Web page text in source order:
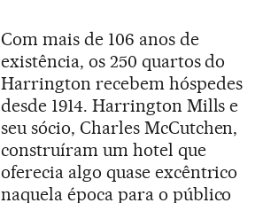
Com mais de 106 anos de
existência, os 250 quartos do
Harrington recebem hóspedes
desde 1914. Harrington Mills e
seu sócio, Charles McCutchen,
construíram um hotel que
oferecia algo quase excêntrico
naquela época para o público